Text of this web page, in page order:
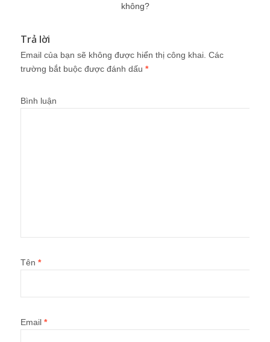
không?
Trả lời
Email của bạn sẽ không được hiển thị công khai. Các
trường bắt buộc được đánh dấu *
Bình luận
Tên *
Email *